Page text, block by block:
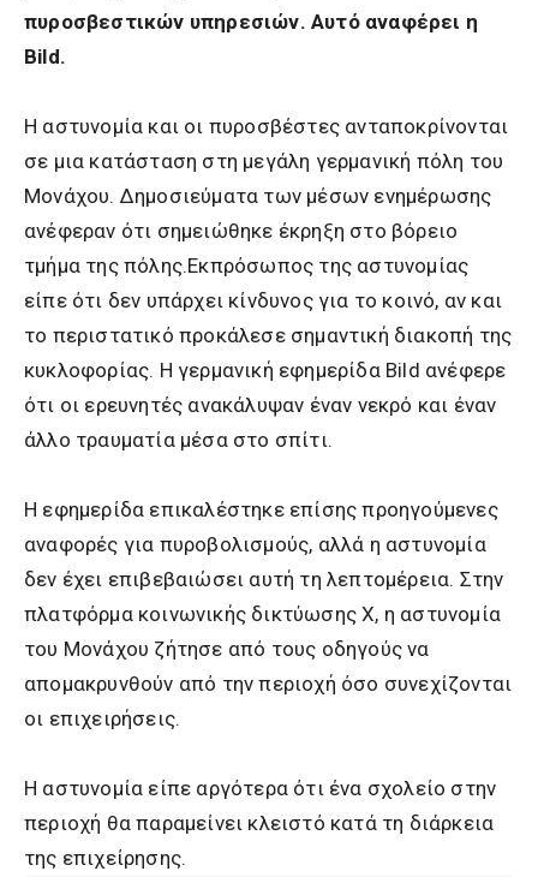
πυροσβεστικών υπηρεσιών. Αυτό αναφέρει η
Bild.
Η αστυνομία και οι πυροσβέστες ανταποκρίνονται
σε μια κατάσταση στη μεγάλη γερμανική πόλη του
Μονάχου. Δημοσιεύματα των μέσων ενημέρωσης
ανέφεραν ότι σημειώθηκε έκρηξη στο βόρειο
τμήμα της πόλης.Εκπρόσωπος της αστυνομίας
είπε ότι δεν υπάρχει κίνδυνος για το κοινό, αν και
το περιστατικό προκάλεσε σημαντική διακοπή της
κυκλοφορίας. Η γερμανική εφημερίδα Bild ανέφερε
ότι οι ερευνητές ανακάλυψαν έναν νεκρό και έναν
άλλο τραυματία μέσα στο σπίτι.
Η εφημερίδα επικαλέστηκε επίσης προηγούμενες
αναφορές για πυροβολισμούς, αλλά η αστυνομία
δεν έχει επιβεβαιώσει αυτή τη λεπτομέρεια. Στην
πλατφόρμα κοινωνικής δικτύωσης X, η αστυνομία
του Μονάχου ζήτησε από τους οδηγούς να
απομακρυνθούν από την περιοχή όσο συνεχίζονται
οι επιχειρήσεις.
Η αστυνομία είπε αργότερα ότι ένα σχολείο στην
περιοχή θα παραμείνει κλειστό κατά τη διάρκεια
της επιχείρησης.